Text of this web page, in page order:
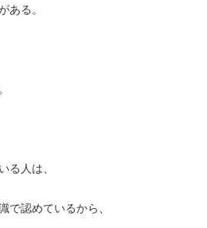
ある。
る人は、
で認めているから、